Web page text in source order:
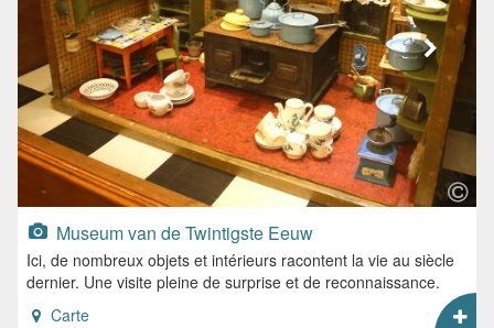
Museum van de Twintigste Eeuw
Ici, de nombreux objets et intérieurs racontent la vie au siècle
dernier. Une visite pleine de surprise et de reconnaissance.
Carte